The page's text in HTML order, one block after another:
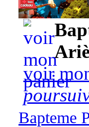
95,00 euros
voir
Bapteme